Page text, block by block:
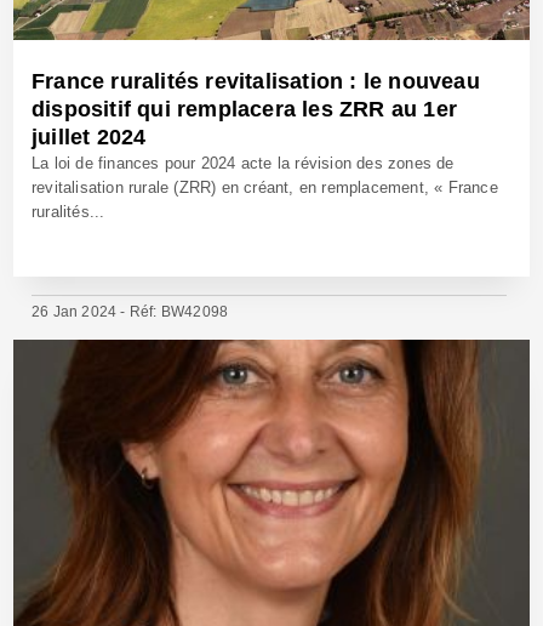
France ruralités revitalisation : le nouveau
dispositif qui remplacera les ZRR au 1er
juillet 2024
La loi de finances pour 2024 acte la révision des zones de
revitalisation rurale (ZRR) en créant, en remplacement, « France
ruralités...
26 Jan 2024 - Réf: BW42098